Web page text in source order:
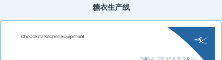
糖衣生产线